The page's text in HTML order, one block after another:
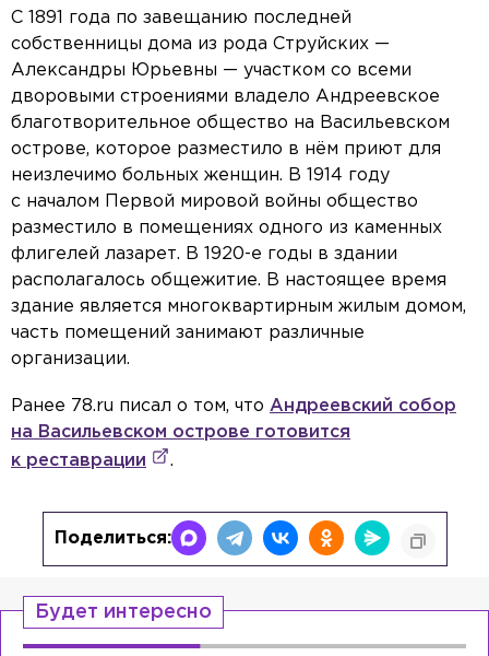
С 1891 года по завещанию последней
собственницы дома из рода Струйских —
Александры Юрьевны — участком со всеми
дворовыми строениями владело Андреевское
благотворительное общество на Васильевском
острове, которое разместило в нём приют для
неизлечимо больных женщин. В 1914 году
с началом Первой мировой войны общество
разместило в помещениях одного из каменных
флигелей лазарет. В 1920-е годы в здании
располагалось общежитие. В настоящее время
здание является многоквартирным жилым домом,
часть помещений занимают различные
организации.
Ранее 78.ru писал о том, что Андреевский собор
на Васильевском острове готовится
к реставрации
.
Поделиться:
Будет интересно